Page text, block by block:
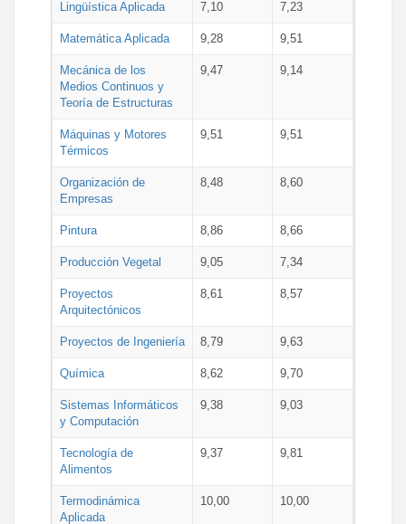
Lingüística Aplicada 7,10 7,23
Matemática Aplicada 9,28 9,51
Mecánica de los
Medios Continuos y
Teoría de Estructuras
9,47 9,14
Máquinas y Motores
Térmicos
9,51 9,51
Organización de
Empresas
8,48 8,60
Pintura 8,86 8,66
Producción Vegetal 9,05 7,34
Proyectos
Arquitectónicos
8,61 8,57
Proyectos de Ingeniería 8,79 9,63
Química 8,62 9,70
Sistemas Informáticos
y Computación
9,38 9,03
Tecnología de
Alimentos
9,37 9,81
Termodinámica
Aplicada
10,00 10,00